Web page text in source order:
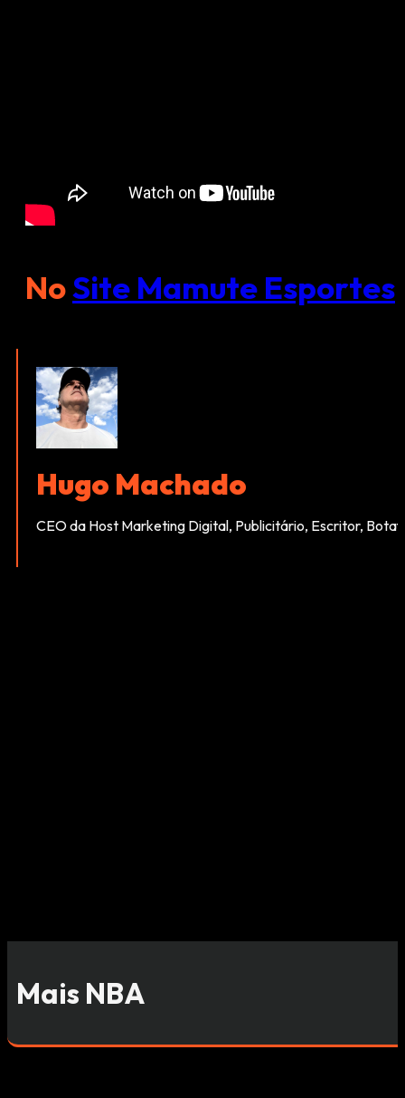
NoSite Mamute Esportes
Hugo Machado
CEO da Host Marketing Digital, Publicitário, Escritor,
Mais NBA